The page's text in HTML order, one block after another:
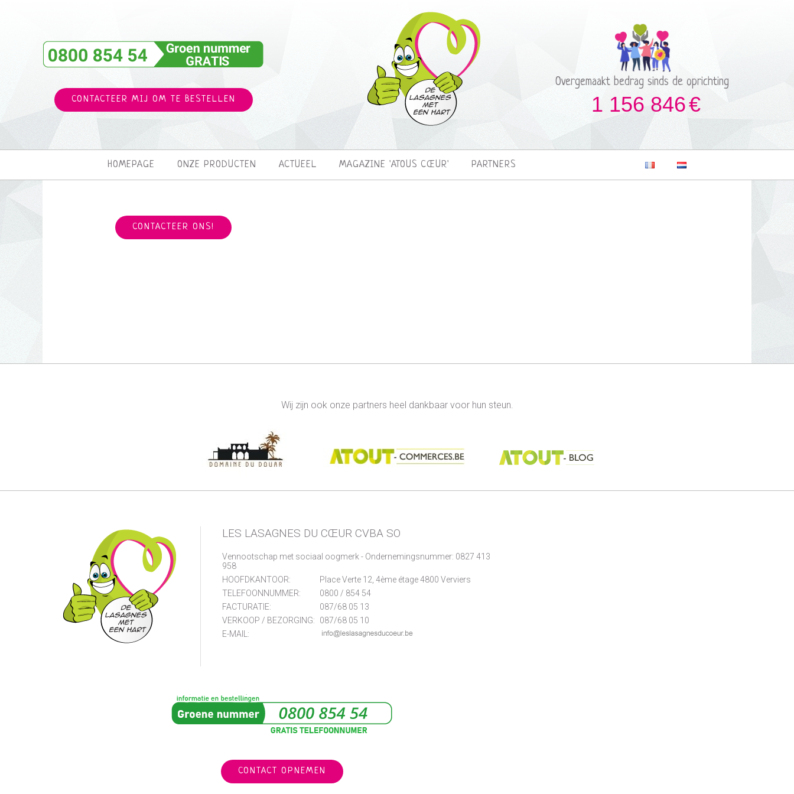
CONTACTEER MIJ OM TE BESTELLEN
Overgemaakt bedrag sinds de oprichting
1 156 846€
HOMEPAGE ONZE PRODUCTEN ACTUEEL MAGAZINE 'ATOUS CŒUR' PARTNERS
CONTACTEER ONS!
Wij zijn ook onze partners heel dankbaar voor hun steun.
LES LASAGNES DU CŒUR CVBA SO
Vennootschap met sociaal oogmerk - Ondernemingsnummer: 0827 413
958
HOOFDKANTOOR:
Place Verte 12, 4ème étage 4800 Verviers
TELEFOONNUMMER:
0800 / 854 54
FACTURATIE:
087/68 05 13
VERKOOP / BEZORGING:
087/68 05 10
E-MAIL:
CONTACT OPNEMEN